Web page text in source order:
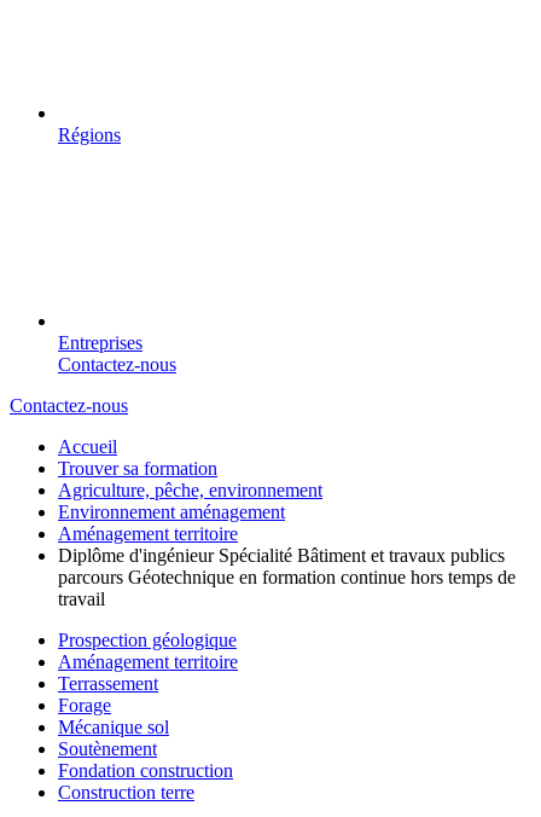
Régions
Entreprises
Contactez-nous
Contactez-nous
Accueil
Trouver sa formation
Agriculture, pêche, environnement
Environnement aménagement
Aménagement territoire
Diplôme d'ingénieur Spécialité Bâtiment et travaux publics
parcours Géotechnique en formation continue hors temps de
travail
Prospection géologique
Aménagement territoire
Terrassement
Forage
Mécanique sol
Soutènement
Fondation construction
Construction terre